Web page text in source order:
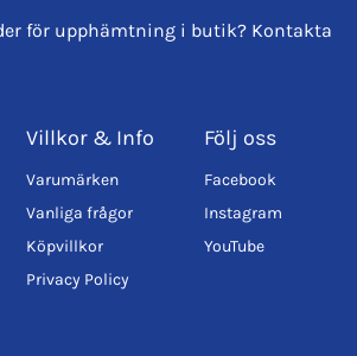
för upphämtning i butik? Kontakta
Villkor & Info
Varumärken
Vanliga frågor
Köpvillkor
Privacy Policy
Följ oss
Facebook
Instagram
YouTube